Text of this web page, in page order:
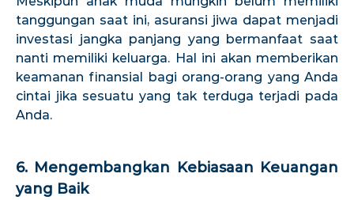
tanggungan saat ini, asuransi jiwa dapat menjadi
investasi jangka panjang yang bermanfaat saat
nanti memiliki keluarga. Hal ini akan memberikan
keamanan finansial bagi orang-orang yang Anda
cintai jika sesuatu yang tak terduga terjadi pada
Anda.
6. Mengembangkan Kebiasaan Keuangan
yang Baik